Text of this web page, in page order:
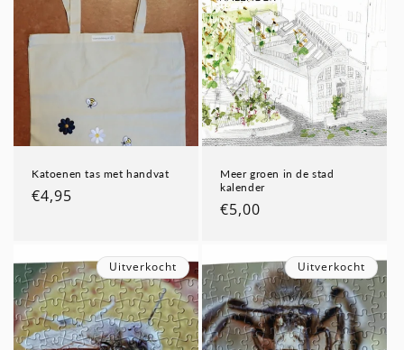
Katoenen tas met handvat
Normale
€4,95
Meer groen in de stad
kalender
Normale
€5,00
Uitverkocht Uitverkocht